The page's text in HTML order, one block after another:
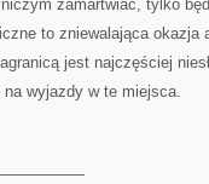
zamartwiać, tylko
to zniewalająca
jest najczęściej
na wyjazdy w te miejsca.